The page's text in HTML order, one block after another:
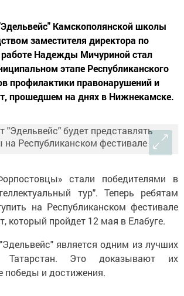
Камскополянской школы
заместителя директора по
работе Надежды Мичуриной стал
этапе Республиканского
профилактики правонарушений и
прошедшем на днях в Нижнекамске.
стали победителями в
тур". Теперь ребятам
на Республиканском фестивале
который пройдет 12 мая в Елабуге.
является одним из лучших
Татарстан. Это доказывают их
победы и достижения.